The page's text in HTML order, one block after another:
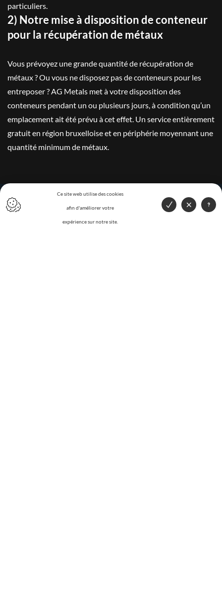
particuliers.
2) Notre mise à disposition de conteneur
pour la récupération de métaux
Vous prévoyez une grande quantité de récupération de
métaux ? Ou vous ne disposez pas de conteneurs pour les
entreposer ? AG Metals met à votre disposition des
conteneurs pendant un ou plusieurs jours, à condition qu’un
emplacement ait été prévu à cet effet. Un service entièrement
gratuit en région bruxelloise et en périphérie moyennant une
quantité minimum de métaux.
Ce site web utilise des cookies
afin d'améliorer votre
expérience sur notre site.